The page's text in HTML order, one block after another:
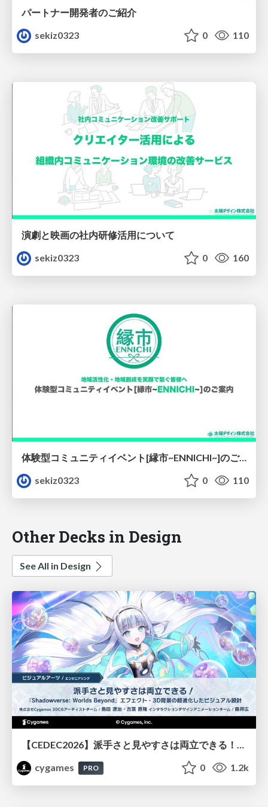
パートナー開発者のご紹介
sekiz0323
0 110
演劇と映画の社内研修活用について
sekiz0323
0 160
体験型コミュニティイベント[縁市~ENNICHI~]のご案内
sekiz0323
0 110
Other Decks in Design
See All in Design
【CEDEC2026】派手さと見やすさは両立できる！『Shadowverse: Worlds Beyond』エフェクト・3D背景の超進化したビジュアル設計
cygames
PRO 0 1.2k